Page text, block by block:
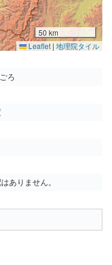
50 km
Leaflet | 地理院タイル
ろ
ありません。